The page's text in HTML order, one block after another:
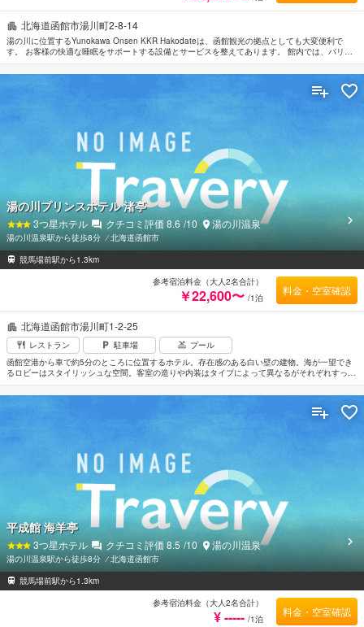
北海道函館市湯川町2-8-14
湯の川に位置するYunokawa Onsen KKR Hakodateは、函館観光の拠点としても大変便利で
す。 お客様の快適な睡眠をサポートする設備とサービスを整えてあります。 館内では、バリア
フリー設備, ビジネスセンター（FAX/写真コピー）などの設備・サービスを多数ご提供しており
ます。 ルームタイプにより禁煙/喫煙ポリシー：全室禁煙などをご用意しております。 マッサー
ジなどのリラクゼーションサービスをご満喫ください。 函館市内中心に位置する便利なロケー
ション、フレンドリーなスタッフ、そしてバラエティあふれる設備・サービスを兼ね揃えた
北海道函館市湯川町1-2-25
レストラン 駐車場
プール
函館空港から車で約5分のところに位置するホテル。存在感のある白い壁の建物。海が一望でき
るロビーはスタイリッシュな空間。客室の造りや内装はタイプによって異なるがそれぞれすっき
りとまとめられ清潔感がただよっている。温泉露天風呂付きは124室あり誰にも邪魔される事も
なくゆったりとくつろげる。津軽海峡に面した温泉で旅の疲れを癒すのもよい。JR函館駅より車
湯の川プリンスホテル 渚亭
3つ星ホテル クチコミ評価 8.6 /10 湯の川温泉
湯の川温泉駅から徒歩8分 ⁄北海道函館市
競馬場前駅から1.3km
参考宿泊料金（大人2名合計）
￥22,600〜 /1泊
料金・空室確認
平成館 海羊亭
3つ星ホテル クチコミ評価 8.5 /10 湯の川温泉
湯の川温泉駅から徒歩8分 ⁄北海道函館市
競馬場前駅から1.3km
参考宿泊料金（大人2名合計）
¥ ----- /1泊
料金・空室確認